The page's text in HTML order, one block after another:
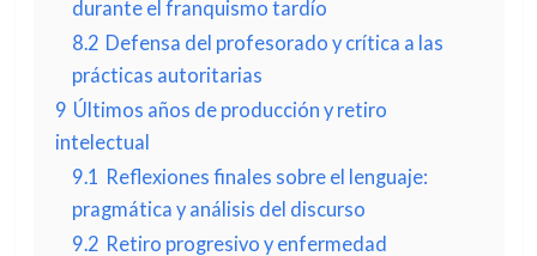
durante el franquismo tardío
8.2 Defensa del profesorado y crítica a las
prácticas autoritarias
9 Últimos años de producción y retiro
intelectual
9.1 Reflexiones finales sobre el lenguaje:
pragmática y análisis del discurso
9.2 Retiro progresivo y enfermedad